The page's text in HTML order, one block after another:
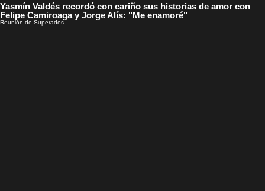
Yasmín Valdés recordó con cariño sus historias de amor con
Felipe Camiroaga y Jorge Alís: "Me enamoré"
Reunión de Superados